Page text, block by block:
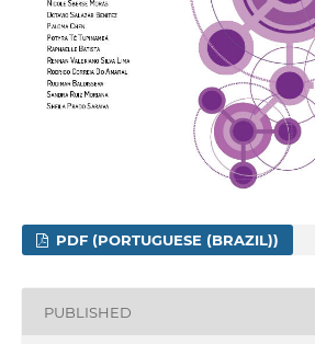
PDF (PORTUGUESE (BRAZIL))
PUBLISHED